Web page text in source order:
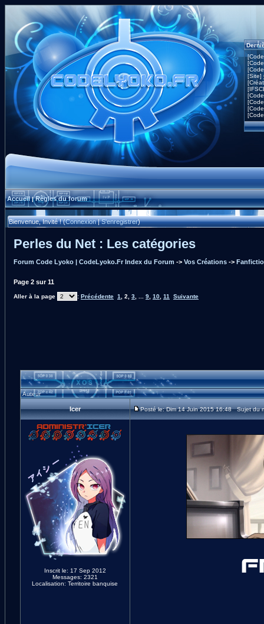
[Site]
Accueil|Règles du forum
Bienvenue, Invité ! (Connexion|S'enregistrer)
Perles du Net : Les catégories
Forum Code Lyoko | CodeLyoko.Fr Index du Forum -> Vos Créations ->
Page 2 sur11
Aller à la page : Précédente 1 2 3 9 10 11 Suivante
Auteur
Icer Posté le: Dim 14 Juin 2015 16:48 Sujet du
Inscrit le: 17 Sep 2012
Messages: 2321
Localisation: Territoire banquise